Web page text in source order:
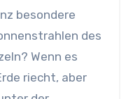
des
Wenn es
riecht, aber